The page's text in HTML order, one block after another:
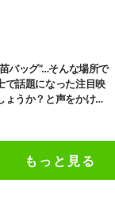
バッグ”…そんな場所で
で話題になった注目映
ょうか？と声をかけて
もっと見る